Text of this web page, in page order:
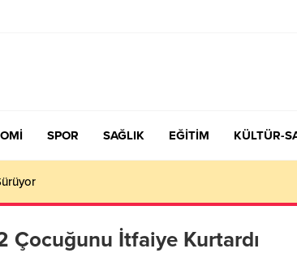
SPOR SAĞLIK EĞİTİM KÜLTÜR-
Kılavuzu yayımlandı – Nefes Gazetesi –
Çocuğunu İtfaiye Kurtardı